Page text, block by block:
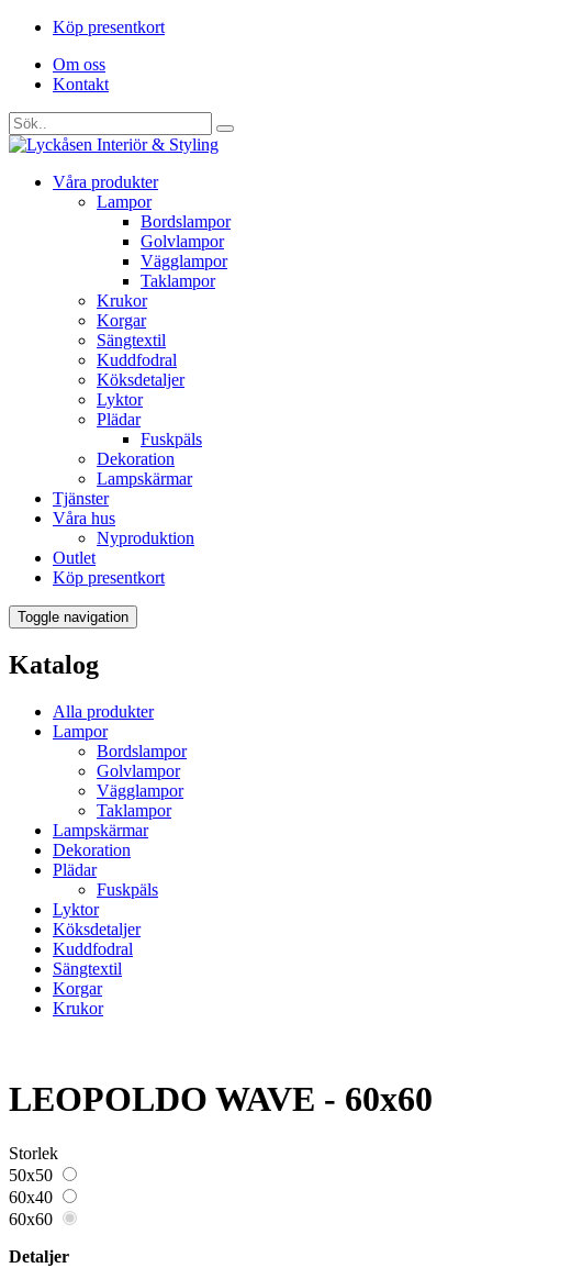
Köp presentkort
Om oss
Kontakt
Våra produkter
Lampor
Bordslampor
Golvlampor
Vägglampor
Taklampor
Krukor
Korgar
Sängtextil
Kuddfodral
Köksdetaljer
Lyktor
Plädar
Fuskpäls
Dekoration
Lampskärmar
Tjänster
Våra hus
Nyproduktion
Outlet
Köp presentkort
Toggle navigation
Katalog
Alla produkter
Lampor
Bordslampor
Golvlampor
Vägglampor
Taklampor
Lampskärmar
Dekoration
Plädar
Fuskpäls
Lyktor
Köksdetaljer
Kuddfodral
Sängtextil
Korgar
Krukor
LEOPOLDO WAVE - 60x60
Storlek
50x50
60x40
60x60
Detaljer